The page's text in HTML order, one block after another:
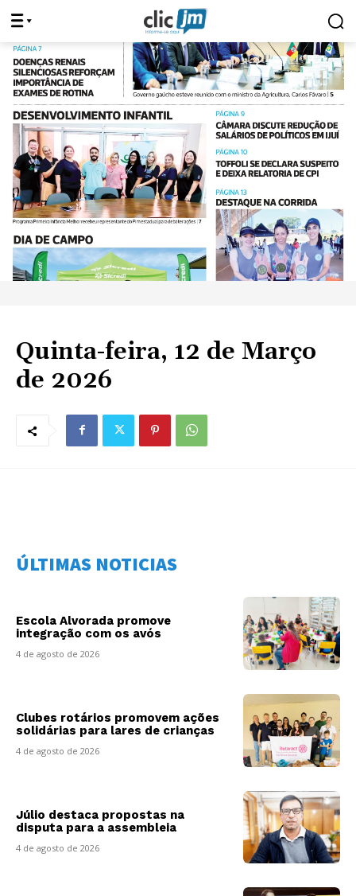
Quinta-feira, 12 de Março
de 2026
ÚLTIMAS NOTICIAS
Escola Alvorada promove
integração com os avós
4 de agosto de 2026
Clubes rotários promovem ações
solidárias para lares de crianças
4 de agosto de 2026
Júlio destaca propostas na
disputa para a assembleia
4 de agosto de 2026